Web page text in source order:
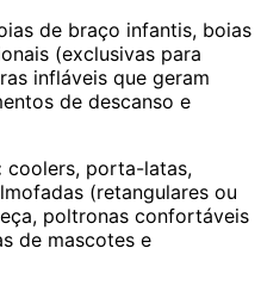
de braço infantis, boias
(exclusivas para
infláveis que geram
de descanso e
coolers, porta-latas,
(retangulares ou
poltronas confortáveis
de mascotes e